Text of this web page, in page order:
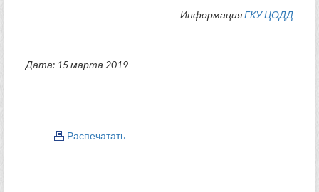
ИнформацияГКУ ЦОДД
Дата: 15 марта 2019
Распечатать